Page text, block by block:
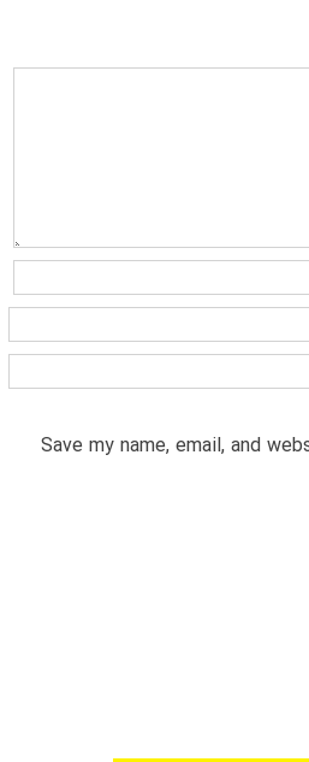
Save my name, email, and